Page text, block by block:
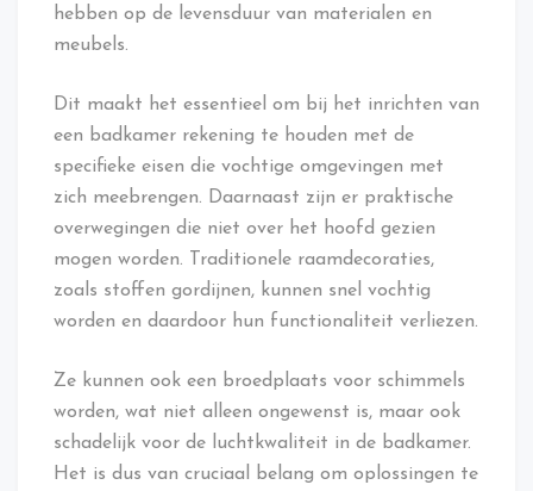
hebben op de levensduur van materialen en
meubels.
Dit maakt het essentieel om bij het inrichten van
een badkamer rekening te houden met de
specifieke eisen die vochtige omgevingen met
zich meebrengen. Daarnaast zijn er praktische
overwegingen die niet over het hoofd gezien
mogen worden. Traditionele raamdecoraties,
zoals stoffen gordijnen, kunnen snel vochtig
worden en daardoor hun functionaliteit verliezen.
Ze kunnen ook een broedplaats voor schimmels
worden, wat niet alleen ongewenst is, maar ook
schadelijk voor de luchtkwaliteit in de badkamer.
Het is dus van cruciaal belang om oplossingen te